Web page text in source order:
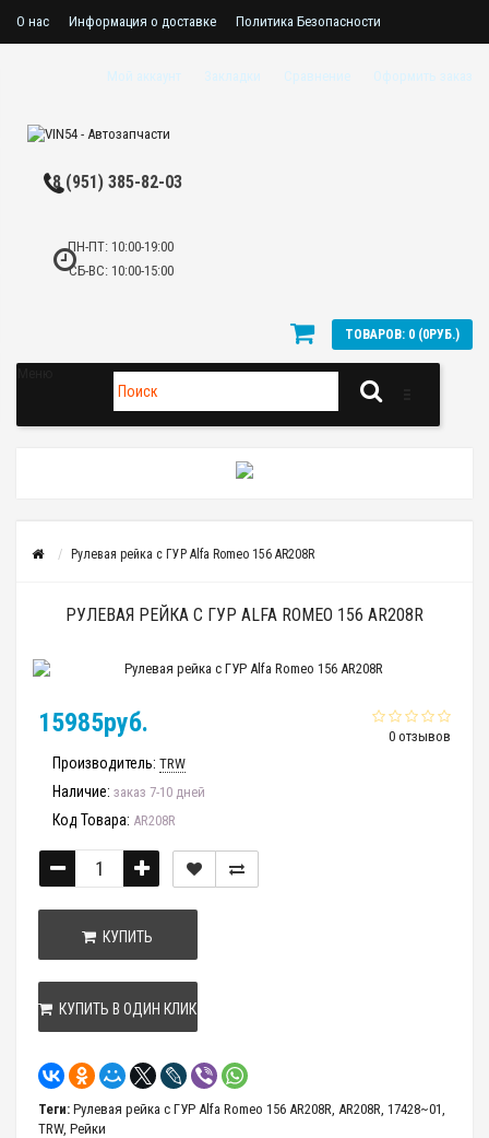
О нас Информация о доставке Политика Безопасности
Мой аккаунт Закладки Сравнение Оформить заказ
8 (951) 385-82-03
ПН-ПТ: 10:00-19:00
СБ-ВС: 10:00-15:00
ТОВАРОВ: 0 (0РУБ.)
Рулевая рейка с ГУР Alfa Romeo 156 AR208R
РУЛЕВАЯ РЕЙКА С ГУР ALFA ROMEO 156 AR208R
0 отзывов
15985руб.
Производитель: TRW
Наличие: заказ 7-10 дней
Код Товара: AR208R
КУПИТЬ
КУПИТЬ В ОДИН КЛИК
Теги: Рулевая рейка с ГУР Alfa Romeo 156 AR208R, AR208R, 17428~01,
TRW, Рейки